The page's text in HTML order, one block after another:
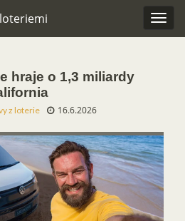
hraje o 1,3 miliardy
z loterie 16.6.2026